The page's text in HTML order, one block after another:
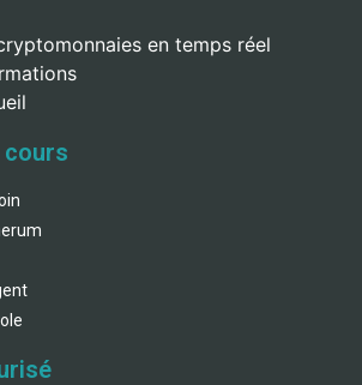
en temps réel
cours